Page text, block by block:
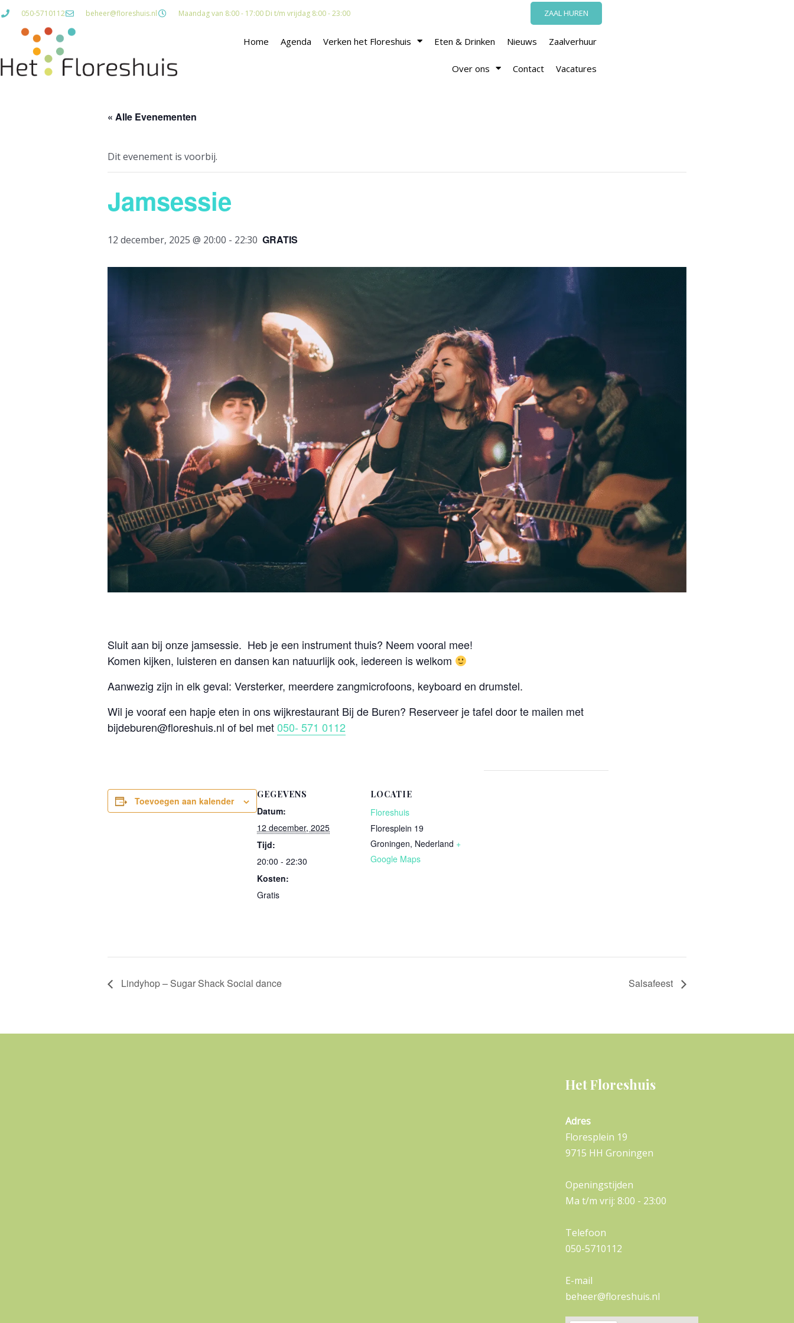
Ga
inhoud
050-5710112 beheer@floreshuis.nl Maandag van 8:00 - 17:00 Di t/m vrijdag 8:00 - 23:00 ZAAL HUREN
Home Agenda Verken het Floreshuis Eten & Drinken Nieuws Zaalverhuur
Over ons Contact Vacatures
« Alle Evenementen
Dit evenement is voorbij.
Jamsessie
12 december, 2025 @ 20:00 - 22:30 GRATIS
Sluit aan bij onze jamsessie. Heb je een instrument thuis? Neem vooral mee!
Komen kijken, luisteren en dansen kan natuurlijk ook, iedereen is welkom
Aanwezig zijn in elk geval: Versterker, meerdere zangmicrofoons, keyboard en drumstel.
Wil je vooraf een hapje eten in ons wijkrestaurant Bij de Buren? Reserveer je tafel door te mailen met
bijdeburen@floreshuis.nl of bel met050- 571 0112
Toevoegen aan kalender
GEGEVENS
Datum:
12 december, 2025
Tijd:
20:00 - 22:30
Kosten:
Gratis
LOCATIE
Floreshuis
Floresplein 19
Groningen, Nederland +
Google Maps
Lindyhop – Sugar Shack Social dance Salsafeest
Het Floreshuis
Adres
Floresplein 19
9715 HH Groningen
Openingstijden
Ma t/m vrij: 8:00 - 23:00
Telefoon
050-5710112
E-mail
beheer@floreshuis.nl